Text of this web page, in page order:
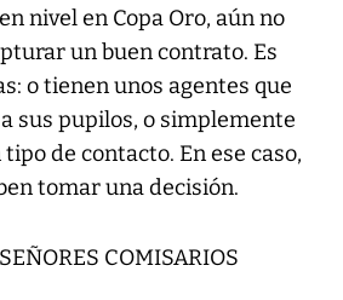
nivel en Copa Oro, aún no
un buen contrato. Es
o tienen unos agentes que
sus pupilos, o simplemente
de contacto. En ese caso,
tomar una decisión.
COMISARIOS